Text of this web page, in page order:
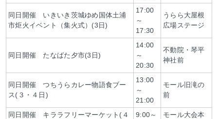
同日開催 いきいき茨城ゆめ国体土浦
市炬火イベント（集火式）(3日)
17:00
～
17:30
うらら大屋根
広場ステージ
同日開催 たなばた夕市(3日)
14:00
～
20:30
不動院・琴平
神社前
同日開催 つちうらカレー物語食ブー
ス(３・４日)
13:00
～
21:00
モール旧滝の
前
同日開催 キララフリーマーケット(４
9:00～
モール大会本